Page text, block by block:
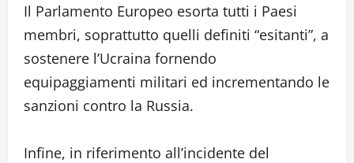
Il Parlamento Europeo esorta tutti i Paesi
membri, soprattutto quelli definiti “esitanti”, a
sostenere l’Ucraina fornendo
equipaggiamenti militari ed incrementando le
sanzioni contro la Russia.
Infine, in riferimento all’incidente del